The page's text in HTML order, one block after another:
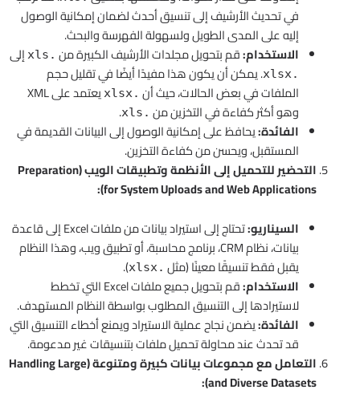
في تحديث الأرشيف إلى تنسيق أحدث لضمان إمكانية الوصول
إليه على المدى الطويل ولسهولة الفهرسة والبحث.
الاستخدام:قم بتحويل مجلدات الأرشيف الكبيرة من .xls إلى
.xlsx
. يمكن أن يكون هذا مفيدًا أيضًا في تقليل حجم
الملفات في بعض الحالات، حيث أن .xlsx
يعتمد على XML
وهو أكثر كفاءة في التخزين من .xls
.
الفائدة:يحافظ على إمكانية الوصول إلى البيانات القديمة في
المستقبل، ويحسن من كفاءة التخزين.
التحضير للتحميل إلى الأنظمة وتطبيقات الويب (Preparation
for System Uploads and Web Applications):
السيناريو:
تحتاج إلى استيراد بيانات من ملفات Excel إلى قاعدة
بيانات، نظام CRM، برنامج محاسبة، أو تطبيق ويب، وهذا النظام
يقبل فقط تنسيقًا معينًا (مثل .xlsx
).
الاستخدام:
قم بتحويل جميع ملفات Excel التي تخطط
لاستيرادها إلى التنسيق المطلوب بواسطة النظام المستهدف.
الفائدة:يضمن نجاح عملية الاستيراد ويمنع أخطاء التنسيق التي
قد تحدث عند محاولة تحميل ملفات بتنسيقات غير مدعومة.
التعامل مع مجموعات بيانات كبيرة ومتنوعة (Handling Large
and Diverse Datasets):